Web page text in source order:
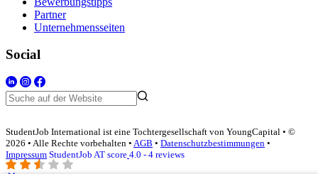
Partner
Unternehmensseiten
Social
StudentJob International ist eine Tochtergesellschaft von YoungCapital • ©
2026 • Alle Rechte vorbehalten • AGB • Datenschutzbestimmungen •
Impressum StudentJob AT score 4.0 - 4 reviews